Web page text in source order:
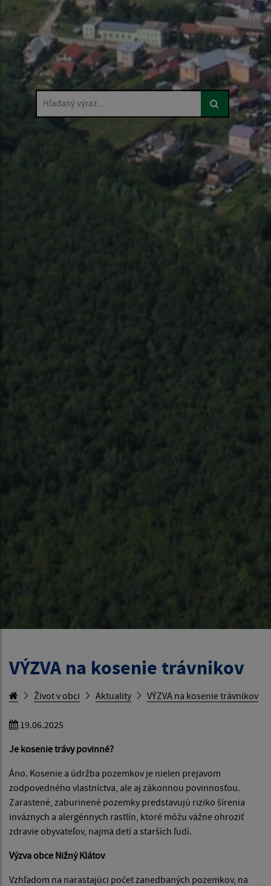
Hľadaný výraz...
VÝZVA na kosenie trávnikov
Život v obci Aktuality VÝZVA na kosenie trávnikov
19.06.2025
Je kosenie trávy povinné?
Áno. Kosenie a údržba pozemkov je nielen prejavom
zodpovedného vlastníctva, ale aj zákonnou povinnosťou.
Zarastené, zaburinené pozemky predstavujú riziko šírenia
inváznych a alergénnych rastlín, ktoré môžu vážne ohroziť
zdravie obyvateľov, najmä detí a starších ľudí.
Výzva obce Nižný Klátov
Vzhľadom na narastajúci počet zanedbaných pozemkov, na